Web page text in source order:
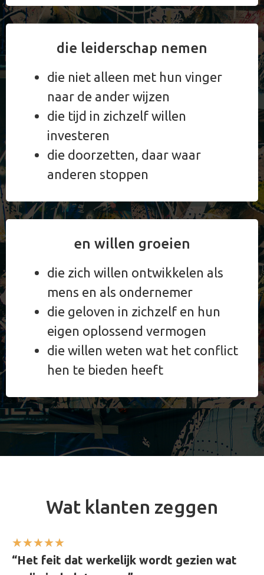
die leiderschap nemen
die niet alleen met hun vinger
naar de ander wijzen
die tijd in zichzelf willen
investeren
die doorzetten, daar waar
anderen stoppen
en willen groeien
die zich willen ontwikkelen als
mens en als ondernemer
die geloven in zichzelf en hun
eigen oplossend vermogen
die willen weten wat het conflict
hen te bieden heeft
Wat klanten zeggen
★★★★★
“Het feit dat werkelijk wordt gezien wat